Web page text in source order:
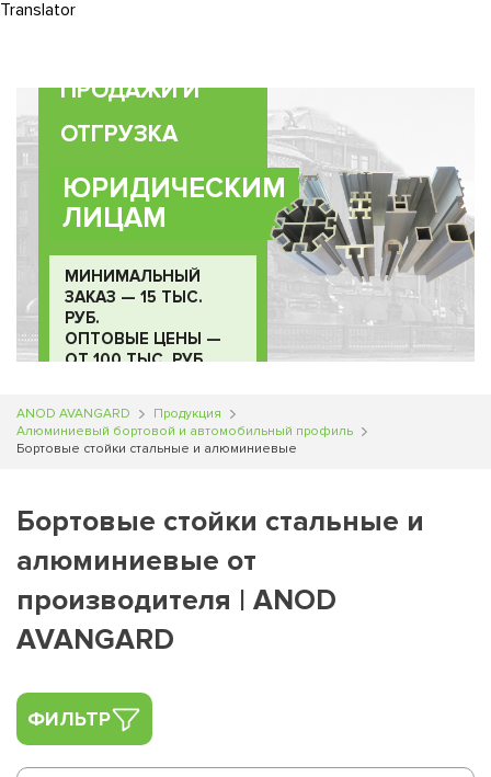
ПРОДАЖИ И
ОТГРУЗКА
ЮРИДИЧЕСКИМ
ЛИЦАМ
МИНИМАЛЬНЫЙ
ЗАКАЗ — 15 ТЫС.
РУБ.
ОПТОВЫЕ ЦЕНЫ —
ОТ 100 ТЫС. РУБ.
ANOD AVANGARD
Продукция
Алюминиевый бортовой и автомобильный профиль
Бортовые стойки стальные и алюминиевые
Бортовые стойки стальные и
алюминиевые от
производителя | ANOD
AVANGARD
ФИЛЬТР
Translator